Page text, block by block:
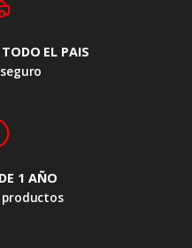
EL PAIS
1 AÑO